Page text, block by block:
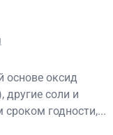
основе оксид
другие соли и
годности,...